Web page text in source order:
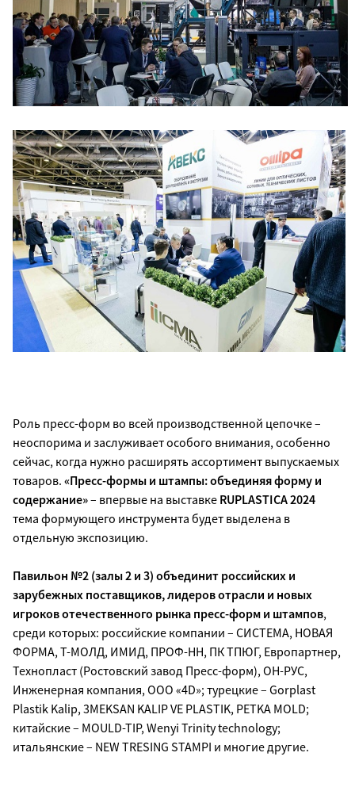
Роль пресс-форм во всей производственной цепочке –
неоспорима и заслуживает особого внимания, особенно
сейчас, когда нужно расширять ассортимент выпускаемых
товаров. «Пресс-формы и штампы: объединяя форму и
содержание»– впервые на выставке RUPLASTICA 2024
тема формующего инструмента будет выделена в
отдельную экспозицию.
Павильон №2 (залы 2 и 3) объединит российских и
зарубежных поставщиков, лидеров отрасли и новых
игроков отечественного рынка пресс-форм и штампов,
среди которых: российские компании – СИСТЕМА, НОВАЯ
ФОРМА, Т-МОЛД, ИМИД, ПРОФ-НН, ПК ТПЮГ, Европартнер,
Технопласт (Ростовский завод Пресс-форм), ОН-РУС,
Инженерная компания, ООО «4D»; турецкие – Gorplast
Plastik Kalip, 3MEKSAN KALIP VE PLASTIK, PETKA MOLD;
китайские – MOULD-TIP, Wenyi Trinity technology;
итальянские – NEW TRESING STAMPI и многие другие.